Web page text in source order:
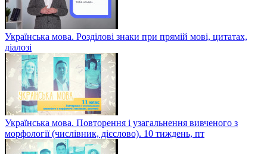
Українська мова. Розділові знаки при прямій мові, цитатах,
діалозі
Українська мова. Повторення і узагальнення вивченого з
морфології (числівник, дієслово). 10 тиждень, пт